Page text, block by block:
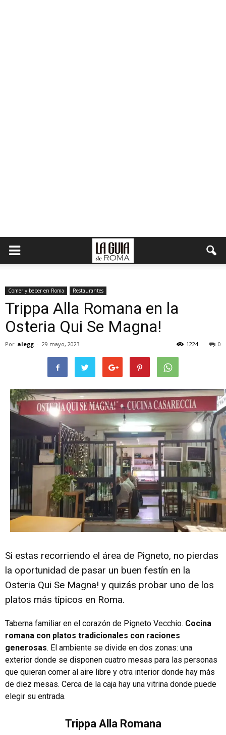
Comer y beber en Roma Restaurantes
Trippa Alla Romana en la
Osteria Qui Se Magna!
Por alegg - 29 mayo, 2023 0
1224
Si estas recorriendo el área de Pigneto, no pierdas
la oportunidad de pasar un buen festín en la
Osteria Qui Se Magna! y quizás probar uno de los
platos más típicos en Roma.
Taberna familiar en el corazón de Pigneto Vecchio. Cocina
romana con platos tradicionales con raciones
generosas. El ambiente se divide en dos zonas: una
exterior donde se disponen cuatro mesas para las personas
que quieran comer al aire libre y otra interior donde hay más
de diez mesas. Cerca de la caja hay una vitrina donde puede
elegir su entrada.
Trippa Alla Romana